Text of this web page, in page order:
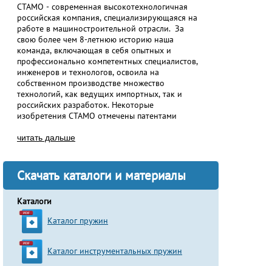
СТАМО - современная высокотехнологичная
российская компания, специализирующаяся на
работе в машиностроительной отрасли. За
свою более чем 8-летнюю историю наша
команда, включающая в себя опытных и
профессионально компетентных специалистов,
инженеров и технологов, освоила на
собственном производстве множество
технологий, как ведущих импортных, так и
российских разработок. Некоторые
изобретения СТАМО отмечены патентами
читать дальше
Скачать каталоги и материалы
Каталоги
Каталог пружин
Каталог инструментальных пружин